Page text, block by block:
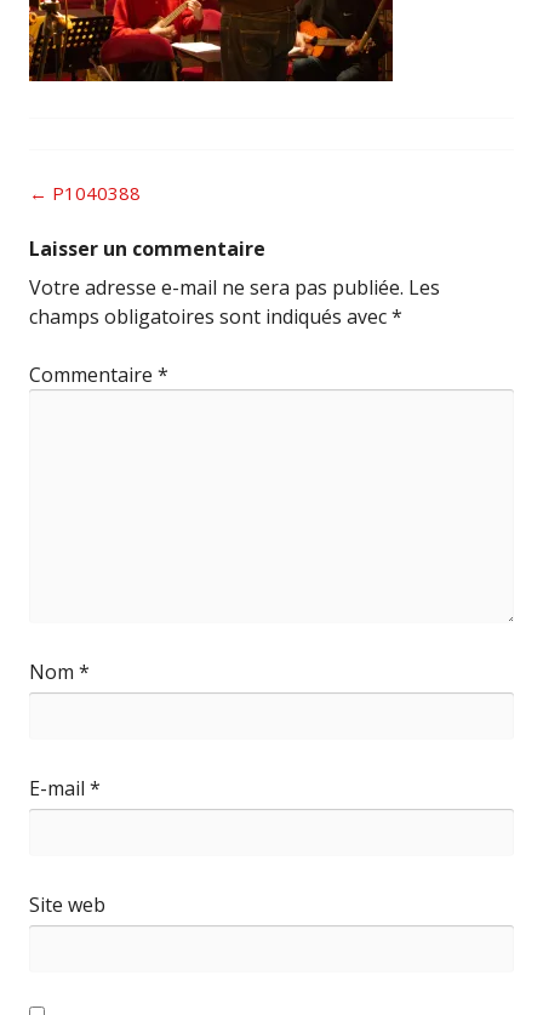
Post
← P1040388
Laisser un commentaire
Votre adresse e-mail ne sera pas publiée. Les
champs obligatoires sont indiqués avec*
Commentaire *
Nom *
E-mail *
Site web